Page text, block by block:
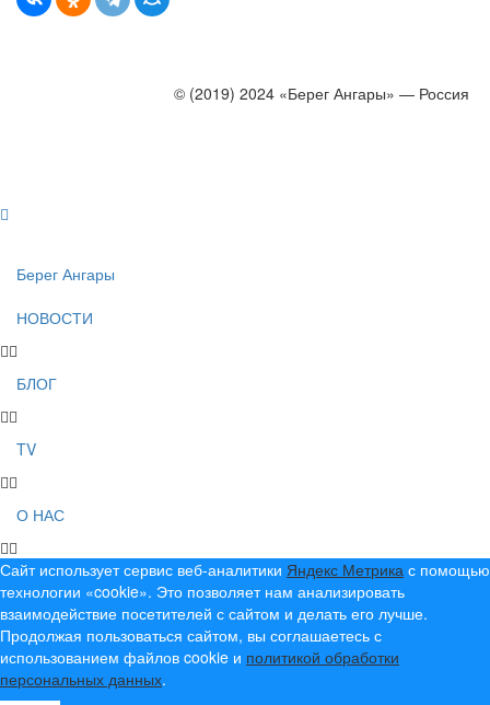
© (2019) 2024 «Берег Ангары» — Россия
Берег Ангары
НОВОСТИ
БЛОГ
TV
О НАС
Сайт использует сервис веб-аналитики Яндекс Метрика с помощью
технологии «cookie». Это позволяет нам анализировать
взаимодействие посетителей с сайтом и делать его лучше.
Продолжая пользоваться сайтом, вы соглашаетесь с
использованием файлов cookie и политикой обработки
персональных данных.